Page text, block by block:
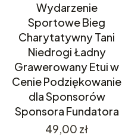
Wydarzenie
Sportowe Bieg
Charytatywny Tani
Niedrogi Ładny
Grawerowany Etui w
Cenie Podziękowanie
dla Sponsorów
Sponsora Fundatora
Cena
49,00 zł